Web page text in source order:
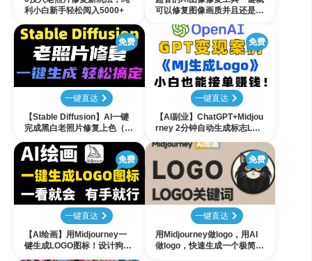
利小白新手轻松阅入5000+
可以修复图像画质并且还是免
免费
一键直达
【Stable Diffusion】AI一键
完成黑白老照片修复上色（附
徒手接单到手软！
免费
一键直达
【AI副业】ChatGPT+Midjou
rney 2分钟自动生成标志Log
教程）
免费
一键直达
【AI绘画】用Midjourney一
键生成LOGO图标！设计狗头
免费
一键直达
用Midjourney做logo，用AI
做logo，快速生成一个极简风